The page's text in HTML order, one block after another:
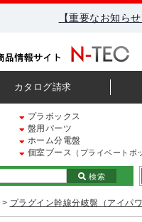
【重要なお知ら
カタログ請求
プラボックス
盤用パーツ
ホーム分電盤
個室ブース （プライベートボ
検索
> プラグイン幹線分岐盤（アイパ